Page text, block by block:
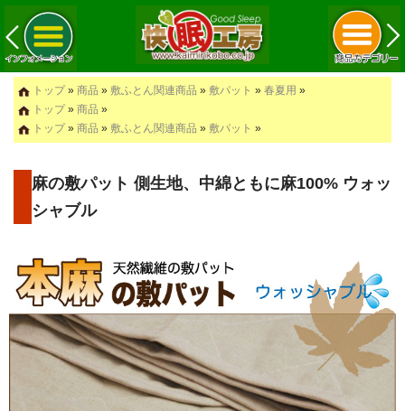
トップ» 商品 » 敷ふとん関連商品 » 敷パット » 春夏用 »
トップ» 商品 »
トップ» 商品 » 敷ふとん関連商品 » 敷パット »
麻の敷パット 側生地、中綿ともに麻100% ウォッ
シャブル